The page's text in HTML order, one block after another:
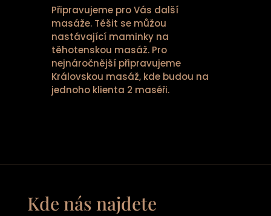
Připravujeme pro Vás další
masáže. Těšit se můžou
nastávající maminky na
těhotenskou masáž. Pro
nejnáročnější připravujeme
Královskou masáž, kde budou na
jednoho klienta 2 maséři.
Kde nás najdete